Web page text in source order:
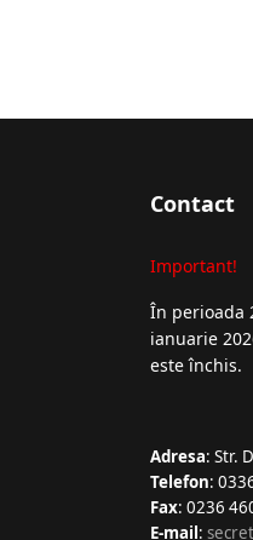
Contact
Important!
În perioada
ianuarie
este închis.
Adresa: Str.
Telefon:
Fax: 0236
E-mail: